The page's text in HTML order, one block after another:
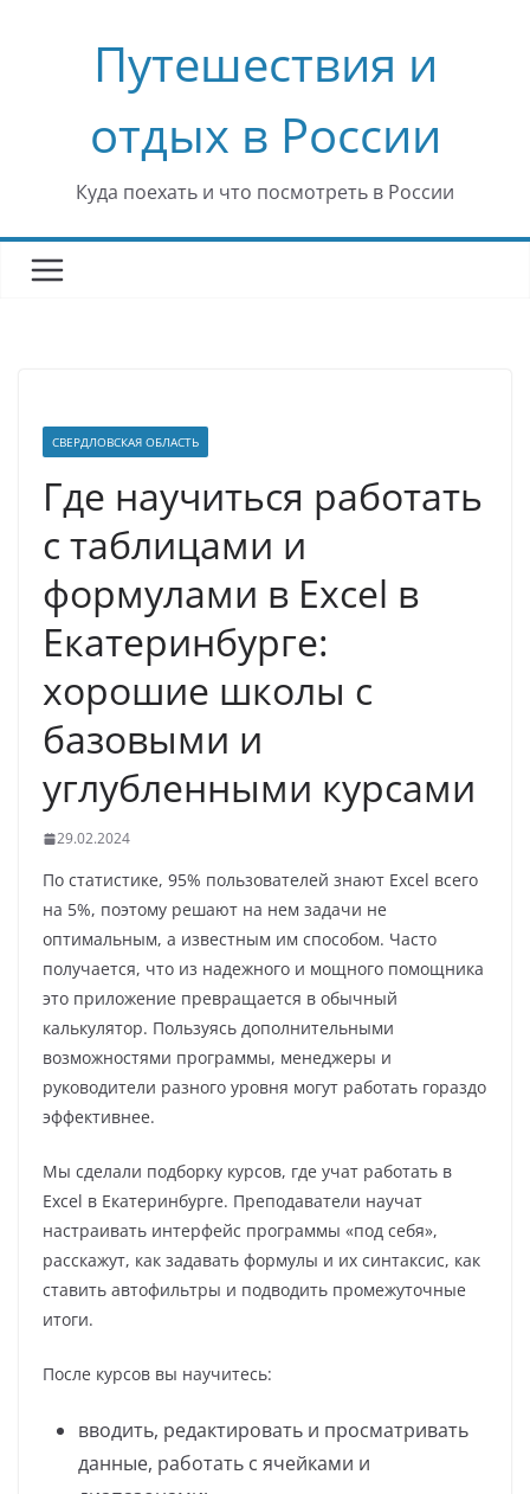
содержимомуПутешествия и
отдых в России
Куда поехать и что посмотреть в России
СВЕРДЛОВСКАЯ ОБЛАСТЬ
Где научиться работать
с таблицами и
формулами в Excel в
Екатеринбурге:
хорошие школы с
базовыми и
углубленными курсами
29.02.2024
По статистике, 95% пользователей знают Excel всего
на 5%, поэтому решают на нем задачи не
оптимальным, а известным им способом. Часто
получается, что из надежного и мощного помощника
это приложение превращается в обычный
калькулятор. Пользуясь дополнительными
возможностями программы, менеджеры и
руководители разного уровня могут работать гораздо
эффективнее.
Мы сделали подборку курсов, где учат работать в
Excel в Екатеринбурге. Преподаватели научат
настраивать интерфейс программы «под себя»,
расскажут, как задавать формулы и их синтаксис, как
ставить автофильтры и подводить промежуточные
итоги.
После курсов вы научитесь:
вводить, редактировать и просматривать
данные, работать с ячейками и